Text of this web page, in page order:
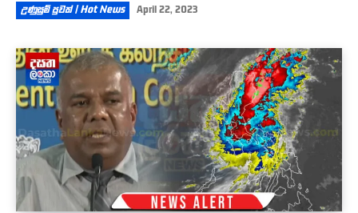
උණුසුම් පුවත් | Hot News April 22, 2023